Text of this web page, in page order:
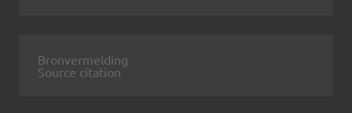
Bronvermelding
Source citation